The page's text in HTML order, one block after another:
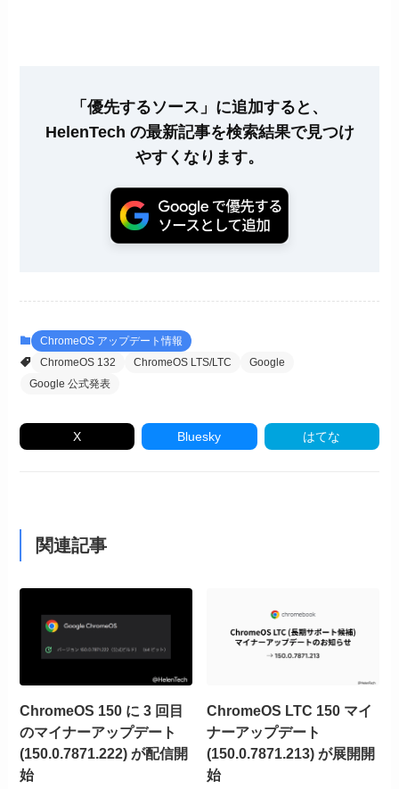
「優先するソース」に追加すると、
HelenTech の最新記事を検索結果で見つけ
やすくなります。
ChromeOS アップデート情報
ChromeOS 132
ChromeOS LTS/LTC
Google
Google 公式発表
X Bluesky はてな
関連記事
ChromeOS 150 に 3 回目
のマイナーアップデート
(150.0.7871.222) が配信開
始
ChromeOS LTC 150 マイ
ナーアップデート
(150.0.7871.213) が展開開
始